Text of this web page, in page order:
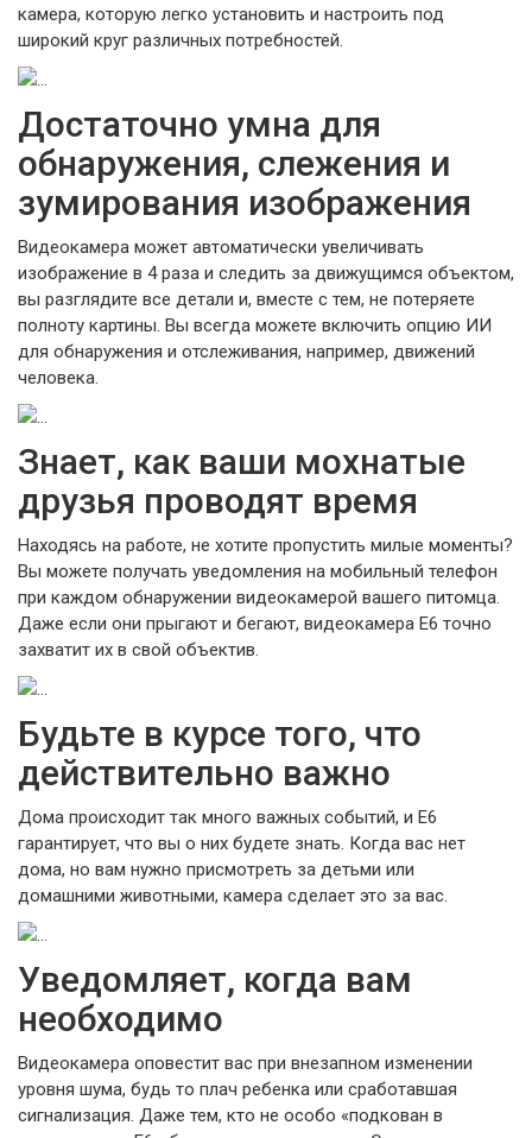
камера, которую легко установить и настроить под
широкий круг различных потребностей.
Достаточно умна для
обнаружения, слежения и
зумирования изображения
Видеокамера может автоматически увеличивать
изображение в 4 раза и следить за движущимся объектом,
вы разглядите все детали и, вместе с тем, не потеряете
полноту картины. Вы всегда можете включить опцию ИИ
для обнаружения и отслеживания, например, движений
человека.
Знает, как ваши мохнатые
друзья проводят время
Находясь на работе, не хотите пропустить милые моменты?
Вы можете получать уведомления на мобильный телефон
при каждом обнаружении видеокамерой вашего питомца.
Даже если они прыгают и бегают, видеокамера E6 точно
захватит их в свой объектив.
Будьте в курсе того, что
действительно важно
Дома происходит так много важных событий, и E6
гарантирует, что вы о них будете знать. Когда вас нет
дома, но вам нужно присмотреть за детьми или
домашними животными, камера сделает это за вас.
Уведомляет, когда вам
необходимо
Видеокамера оповестит вас при внезапном изменении
уровня шума, будь то плач ребенка или сработавшая
сигнализация. Даже тем, кто не особо «подкован в